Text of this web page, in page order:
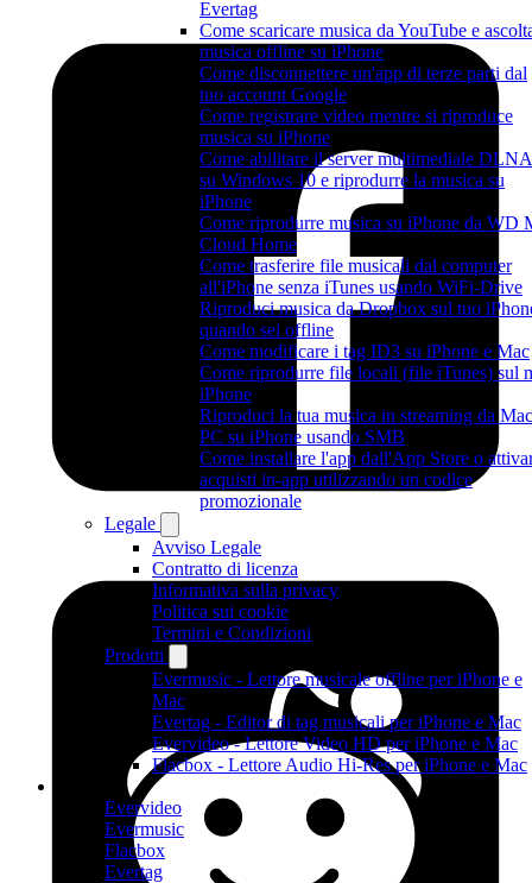
Evertag
Come scaricare musica da YouTube e
musica offline su iPhone
Come disconnettere un'app di terze parti dal
tuo account Google
Come registrare video mentre si riproduce
musica su iPhone
Come abilitare il server multimediale DLNA
su Windows 10 e riprodurre la musica su
iPhone
Come riprodurre musica su iPhone da WD
Cloud Home
Come trasferire file musicali dal computer
all'iPhone senza iTunes usando WiFi-Drive
Riproduci musica da Dropbox sul tuo
quando sei offline
Come modificare i tag ID3 su iPhone e Mac
Come riprodurre file locali (file iTunes) sul
iPhone
Riproduci la tua musica in streaming da
PC su iPhone usando SMB
Come installare l'app dall'App Store o
acquisti in-app utilizzando un codice
promozionale
Legale
Avviso Legale
Contratto di licenza
Informativa sulla privacy
Politica sui cookie
Termini e Condizioni
Prodotti
Evermusic - Lettore musicale offline per iPhone e
Mac
Evertag - Editor di tag musicali per iPhone e Mac
Evervideo - Lettore Video HD per iPhone e Mac
Flacbox - Lettore Audio Hi-Res per iPhone e Mac
Evervideo
Evermusic
Flacbox
Evertag